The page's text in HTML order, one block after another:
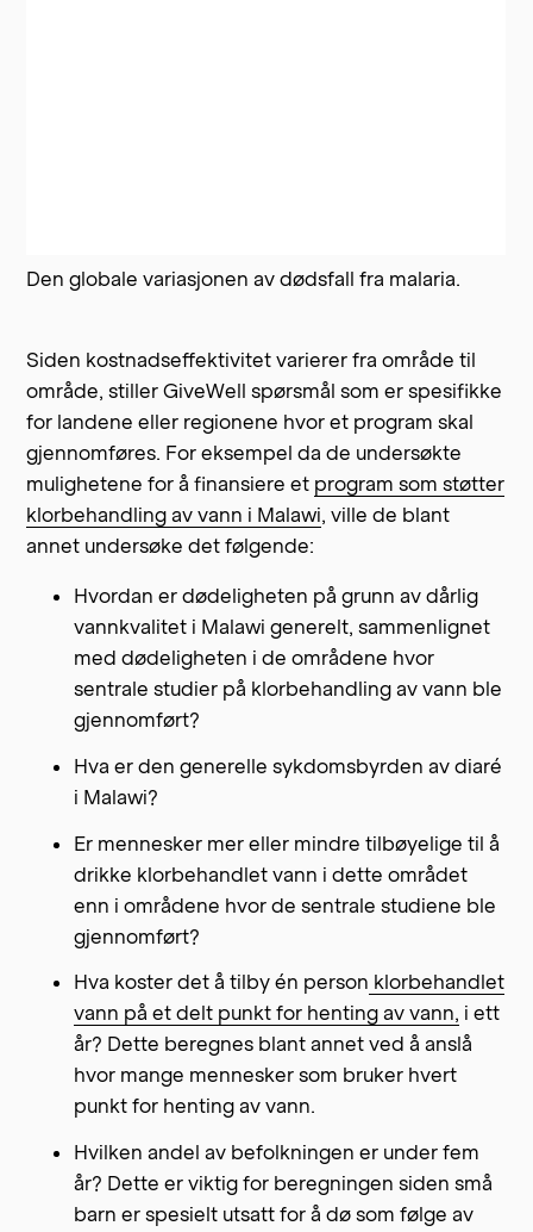
Den globale variasjonen av dødsfall fra malaria.
Siden kostnadseffektivitet varierer fra område til
område, stiller GiveWell spørsmål som er spesifikke
for landene eller regionene hvor et program skal
gjennomføres. For eksempel da de undersøkte
mulighetene for å finansiere et program som støtter
klorbehandling av vann i Malawi, ville de blant
annet undersøke det følgende:
Hvordan er dødeligheten på grunn av dårlig
vannkvalitet i Malawi generelt, sammenlignet
med dødeligheten i de områdene hvor
sentrale studier på klorbehandling av vann ble
gjennomført?
Hva er den generelle sykdomsbyrden av diaré
i Malawi?
Er mennesker mer eller mindre tilbøyelige til å
drikke klorbehandlet vann i dette området
enn i områdene hvor de sentrale studiene ble
gjennomført?
Hva koster det å tilby én person klorbehandlet
vann på et delt punkt for henting av vann, i ett
år? Dette beregnes blant annet ved å anslå
hvor mange mennesker som bruker hvert
punkt for henting av vann.
Hvilken andel av befolkningen er under fem
år? Dette er viktig for beregningen siden små
barn er spesielt utsatt for å dø som følge av